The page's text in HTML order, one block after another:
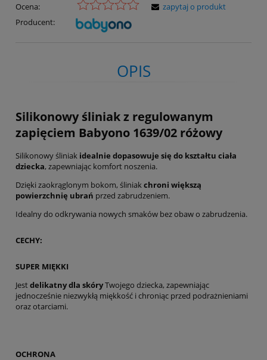
Ocena:
Producent:
zapytaj o produkt
OPIS
Silikonowy śliniak z regulowanym
zapięciem Babyono 1639/02 różowy
Silikonowy śliniak idealnie dopasowuje się do kształtu ciała
dziecka, zapewniając komfort noszenia.
Dzięki zaokrąglonym bokom, śliniakchroni większą
powierzchnię ubrań przed zabrudzeniem.
Idealny do odkrywania nowych smaków bez obaw o zabrudzenia.
CECHY:
SUPER MIĘKKI
Jestdelikatny dla skóryTwojego dziecka, zapewniając
jednocześnie niezwykłą miękkość i chroniąc przed podrażnieniami
oraz otarciami.
OCHRONA